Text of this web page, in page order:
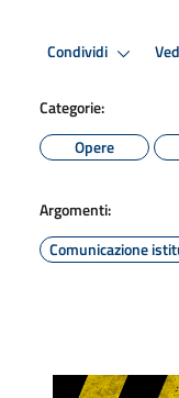
Condividi
Categorie:
Opere
Argomenti:
Comunicazione